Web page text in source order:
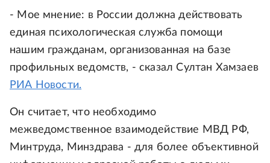
- Мое мнение: в России должна действовать
единая психологическая служба помощи
нашим гражданам, организованная на базе
профильных ведомств, - сказал Султан Хамзаев
РИА Новости.
Он считает, что необходимо
межведомственное взаимодействие МВД РФ,
Минтруда, Минздрава - для более объективной